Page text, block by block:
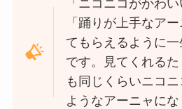
「ニコニコがかわ
「踊りが上手なア
てもらえるように
です。見てくれる
も同じくらいニコ
ようなアーニャに